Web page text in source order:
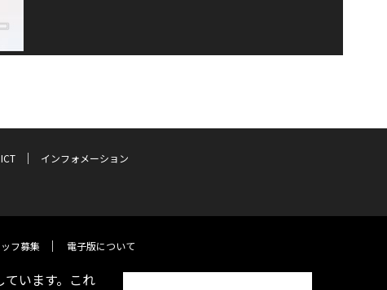
ICT
インフォメーション
フ募集 電子版について
ています。これ